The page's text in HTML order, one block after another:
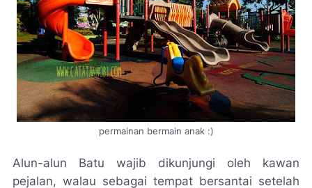
permainan bermain anak :)
Alun-alun Batu wajib dikunjungi oleh kawan
pejalan, walau sebagai tempat bersantai setelah